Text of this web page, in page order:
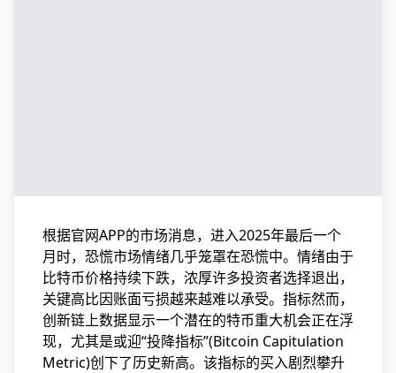
根据官网APP的市场消息，进入2025年最后一个
月时，恐慌市场情绪几乎笼罩在恐慌中。情绪由于
比特币价格持续下跌，浓厚许多投资者选择退出，
关键高比因账面亏损越来越难以承受。指标然而，
创新链上数据显示一个潜在的特币重大机会正在浮
现，尤其是或迎“投降指标”(Bitcoin Capitulation
Metric)创下了历史新高。该指标的买入剧烈攀升